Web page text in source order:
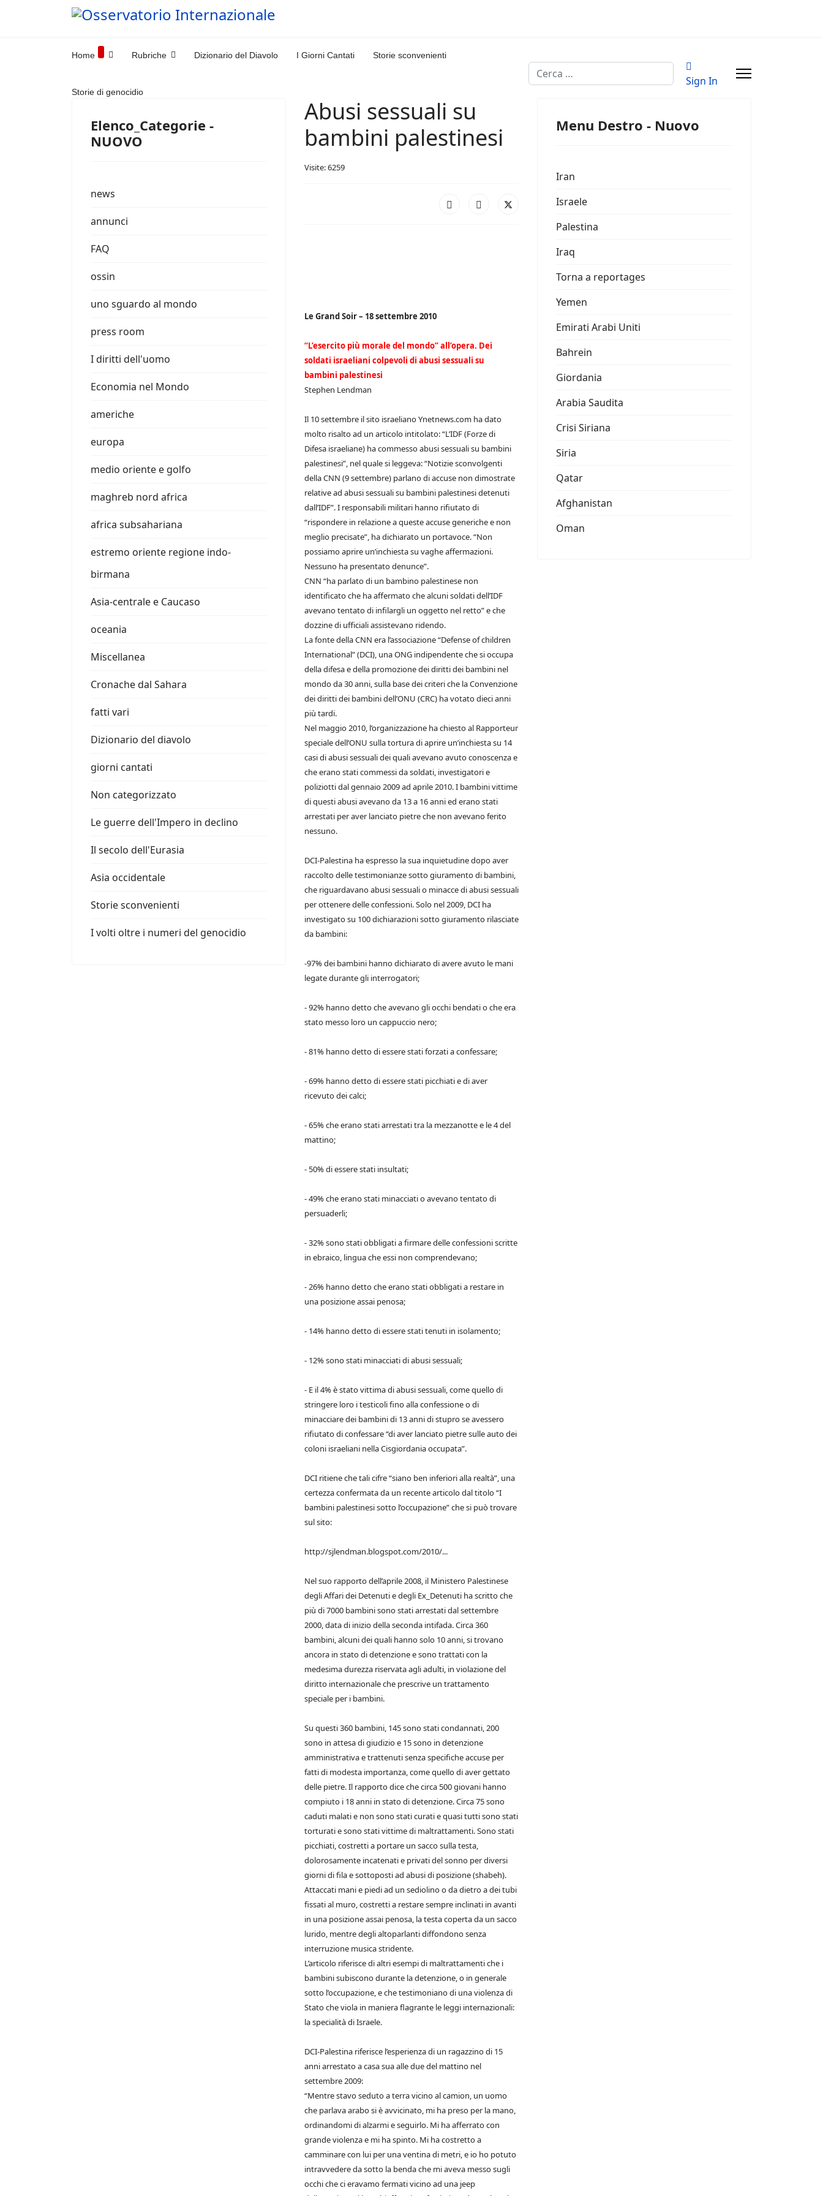
Home Rubriche Dizionario del Diavolo I Giorni Cantati Storie sconvenienti
Storie di genocidio
Cerca
Sign In
Elenco_Categorie -
NUOVO
news
annunci
FAQ
ossin
uno sguardo al mondo
press room
I diritti dell'uomo
Economia nel Mondo
americhe
europa
medio oriente e golfo
maghreb nord africa
africa subsahariana
estremo oriente regione indo-
birmana
Asia-centrale e Caucaso
oceania
Miscellanea
Cronache dal Sahara
fatti vari
Dizionario del diavolo
giorni cantati
Non categorizzato
Le guerre dell'Impero in declino
Il secolo dell'Eurasia
Asia occidentale
Storie sconvenienti
I volti oltre i numeri del genocidio
Abusi sessuali su
bambini palestinesi
Visite: 6259
Le Grand Soir – 18 settembre 2010
“L’esercito più morale del mondo” all’opera. Dei
soldati israeliani colpevoli di abusi sessuali su
bambini palestinesi
Stephen Lendman
Il 10 settembre il sito israeliano Ynetnews.com ha dato
molto risalto ad un articolo intitolato: “L’IDF (Forze di
Difesa israeliane) ha commesso abusi sessuali su bambini
palestinesi”, nel quale si leggeva: “Notizie sconvolgenti
della CNN (9 settembre) parlano di accuse non dimostrate
relative ad abusi sessuali su bambini palestinesi detenuti
dall’IDF”. I responsabili militari hanno rifiutato di
“rispondere in relazione a queste accuse generiche e non
meglio precisate”, ha dichiarato un portavoce. “Non
possiamo aprire un’inchiesta su vaghe affermazioni.
Nessuno ha presentato denunce”.
CNN “ha parlato di un bambino palestinese non
identificato che ha affermato che alcuni soldati dell’IDF
avevano tentato di infilargli un oggetto nel retto” e che
dozzine di ufficiali assistevano ridendo.
La fonte della CNN era l’associazione “Defense of children
International” (DCI), una ONG indipendente che si occupa
della difesa e della promozione dei diritti dei bambini nel
mondo da 30 anni, sulla base dei criteri che la Convenzione
dei diritti dei bambini dell’ONU (CRC) ha votato dieci anni
più tardi.
Nel maggio 2010, l’organizzazione ha chiesto al Rapporteur
speciale dell’ONU sulla tortura di aprire un’inchiesta su 14
casi di abusi sessuali dei quali avevano avuto conoscenza e
che erano stati commessi da soldati, investigatori e
poliziotti dal gennaio 2009 ad aprile 2010. I bambini vittime
di questi abusi avevano da 13 a 16 anni ed erano stati
arrestati per aver lanciato pietre che non avevano ferito
nessuno.
DCI-Palestina ha espresso la sua inquietudine dopo aver
raccolto delle testimonianze sotto giuramento di bambini,
che riguardavano abusi sessuali o minacce di abusi sessuali
per ottenere delle confessioni. Solo nel 2009, DCI ha
investigato su 100 dichiarazioni sotto giuramento rilasciate
da bambini:
-97% dei bambini hanno dichiarato di avere avuto le mani
legate durante gli interrogatori;
- 92% hanno detto che avevano gli occhi bendati o che era
stato messo loro un cappuccio nero;
- 81% hanno detto di essere stati forzati a confessare;
- 69% hanno detto di essere stati picchiati e di aver
ricevuto dei calci;
- 65% che erano stati arrestati tra la mezzanotte e le 4 del
mattino;
- 50% di essere stati insultati;
- 49% che erano stati minacciati o avevano tentato di
persuaderli;
- 32% sono stati obbligati a firmare delle confessioni scritte
in ebraico, lingua che essi non comprendevano;
- 26% hanno detto che erano stati obbligati a restare in
una posizione assai penosa;
- 14% hanno detto di essere stati tenuti in isolamento;
- 12% sono stati minacciati di abusi sessuali;
- E il 4% è stato vittima di abusi sessuali, come quello di
stringere loro i testicoli fino alla confessione o di
minacciare dei bambini di 13 anni di stupro se avessero
rifiutato di confessare “di aver lanciato pietre sulle auto dei
coloni israeliani nella Cisgiordania occupata”.
DCI ritiene che tali cifre “siano ben inferiori alla realtà”, una
certezza confermata da un recente articolo dal titolo “I
bambini palestinesi sotto l’occupazione” che si può trovare
sul sito:
http://sjlendman.blogspot.com/2010/...
Nel suo rapporto dell’aprile 2008, il Ministero Palestinese
degli Affari dei Detenuti e degli Ex_Detenuti ha scritto che
più di 7000 bambini sono stati arrestati dal settembre
2000, data di inizio della seconda intifada. Circa 360
bambini, alcuni dei quali hanno solo 10 anni, si trovano
ancora in stato di detenzione e sono trattati con la
medesima durezza riservata agli adulti, in violazione del
diritto internazionale che prescrive un trattamento
speciale per i bambini.
Su questi 360 bambini, 145 sono stati condannati, 200
sono in attesa di giudizio e 15 sono in detenzione
amministrativa e trattenuti senza specifiche accuse per
fatti di modesta importanza, come quello di aver gettato
delle pietre. Il rapporto dice che circa 500 giovani hanno
compiuto i 18 anni in stato di detenzione. Circa 75 sono
caduti malati e non sono stati curati e quasi tutti sono stati
torturati e sono stati vittime di maltrattamenti. Sono stati
picchiati, costretti a portare un sacco sulla testa,
dolorosamente incatenati e privati del sonno per diversi
giorni di fila e sottoposti ad abusi di posizione (shabeh).
Attaccati mani e piedi ad un sediolino o da dietro a dei tubi
fissati al muro, costretti a restare sempre inclinati in avanti
in una posizione assai penosa, la testa coperta da un sacco
lurido, mentre degli altoparlanti diffondono senza
interruzione musica stridente.
L’articolo riferisce di altri esempi di maltrattamenti che i
bambini subiscono durante la detenzione, o in generale
sotto l’occupazione, e che testimoniano di una violenza di
Stato che viola in maniera flagrante le leggi internazionali:
la specialità di Israele.
DCI-Palestina riferisce l’esperienza di un ragazzino di 15
anni arrestato a casa sua alle due del mattino nel
settembre 2009:
“Mentre stavo seduto a terra vicino al camion, un uomo
che parlava arabo si è avvicinato, mi ha preso per la mano,
ordinandomi di alzarmi e seguirlo. Mi ha afferrato con
grande violenza e mi ha spinto. Mi ha costretto a
camminare con lui per una ventina di metri, e io ho potuto
intravvedere da sotto la benda che mi aveva messo sugli
occhi che ci eravamo fermati vicino ad una jeep
Menu Destro - Nuovo
Iran
Israele
Palestina
Iraq
Torna a reportages
Yemen
Emirati Arabi Uniti
Bahrein
Giordania
Arabia Saudita
Crisi Siriana
Siria
Qatar
Afghanistan
Oman